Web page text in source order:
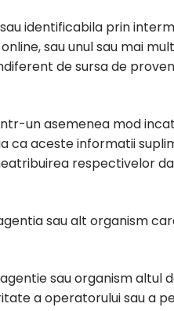
identificabila prin
sau unul sau mai
de sursa de
un asemenea mod
ca aceste informatii
respectivelor
sau alt organism
sau organism altul
a operatorului sau a